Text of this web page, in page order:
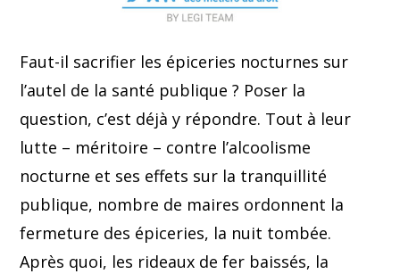
Faut-il sacrifier les épiceries nocturnes sur
l’autel de la santé publique ? Poser la
question, c’est déjà y répondre. Tout à leur
lutte – méritoire – contre l’alcoolisme
nocturne et ses effets sur la tranquillité
publique, nombre de maires ordonnent la
fermeture des épiceries, la nuit tombée.
Après quoi, les rideaux de fer baissés, la